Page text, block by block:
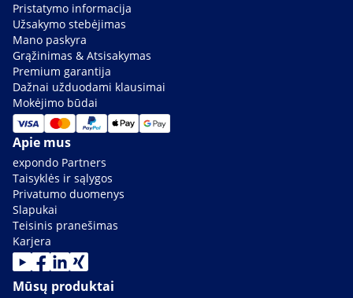
Pristatymo informacija
Užsakymo stebėjimas
Mano paskyra
Grąžinimas & Atsisakymas
Premium garantija
Dažnai užduodami klausimai
Mokėjimo būdai
Apie mus
expondo Partners
Taisyklės ir sąlygos
Privatumo duomenys
Slapukai
Teisinis pranešimas
Karjera
Mūsų produktai